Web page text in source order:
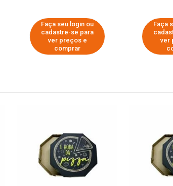
Faça seu login ou
cadastre-se para
ver preços e
comprar
Faça
ver